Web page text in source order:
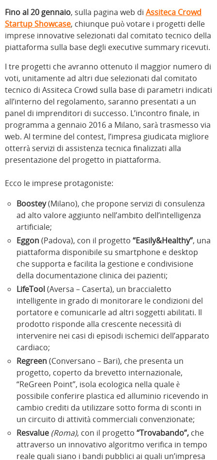
Fino al 20 gennaio, sulla pagina web di Assiteca Crowd
Startup Showcase, chiunque può votare i progetti delle
imprese innovative selezionati dal comitato tecnico della
piattaforma sulla base degli executive summary ricevuti.
I tre progetti che avranno ottenuto il maggior numero di
voti, unitamente ad altri due selezionati dal comitato
tecnico di Assiteca Crowd sulla base di parametri indicati
all’interno del regolamento, saranno presentati a un
panel di imprenditori di successo. L’incontro finale, in
programma a gennaio 2016 a Milano, sarà trasmesso via
web. Al termine del contest, l’impresa giudicata migliore
otterrà servizi di assistenza tecnica finalizzati alla
presentazione del progetto in piattaforma.
Ecco le imprese protagoniste:
Boostey(Milano), che propone servizi di consulenza
ad alto valore aggiunto nell’ambito dell’intelligenza
artificiale;
Eggon(Padova), con il progetto “Easily&Healthy”, una
piattaforma disponibile su smartphone e desktop
che supporta e facilita la gestione e condivisione
della documentazione clinica dei pazienti;
LifeTool(Aversa – Caserta), un braccialetto
intelligente in grado di monitorare le condizioni del
portatore e comunicarle ad altri soggetti abilitati. Il
prodotto risponde alla crescente necessità di
intervenire nei casi di episodi ischemici dell’apparato
cardiaco;
Regreen(Conversano – Bari), che presenta un
progetto, coperto da brevetto internazionale,
“ReGreen Point”, isola ecologica nella quale è
possibile conferire plastica ed alluminio ricevendo in
cambio crediti da utilizzare sotto forma di sconti in
un circuito di attività commerciali convenzionate;
Resvalue (Roma), con il progetto “Trovabando”, che
attraverso un innovativo algoritmo verifica in tempo
reale quali siano i bandi pubblici ai quali un’impresa